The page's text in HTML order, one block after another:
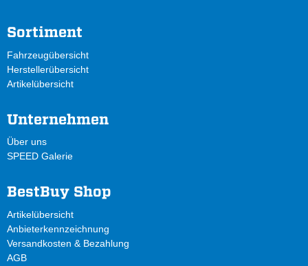
Sortiment
Fahrzeugübersicht
Herstellerübersicht
Artikelübersicht
Unternehmen
Über uns
SPEED Galerie
BestBuy Shop
Artikelübersicht
Anbieterkennzeichnung
Versandkosten & Bezahlung
AGB